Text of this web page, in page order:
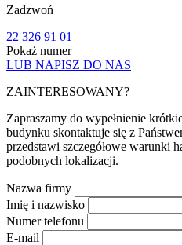
Zadzwoń
22 326 91 01
Pokaż numer
LUB NAPISZ DO NAS
ZAINTERESOWANY?
Zapraszamy do wypełnienie
budynku skontaktuje się z
przedstawi szczegółowe warunki
podobnych lokalizacji.
Nazwa firmy
Imię i nazwisko
Numer telefonu
E-mail